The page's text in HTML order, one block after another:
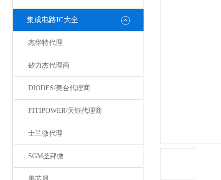
集成电路IC大全
杰华特代理
矽力杰代理商
DIODES/美台代理商
FITIPOWER/天钰代理商
士兰微代理
SGM圣邦微